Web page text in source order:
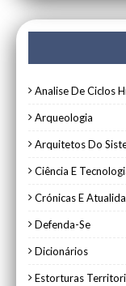
Analise De Ciclos
Arqueologia
Arquitetos Do
Ciência E
Crónicas E
Defenda-Se
Dicionários
Estorturas